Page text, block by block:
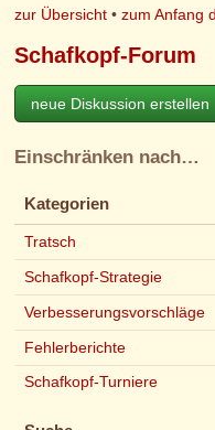
zur Übersicht •zum Anfang
Schafkopf-Forum
neue Diskussion erstellen
Einschränken nach…
Kategorien
Tratsch
Schafkopf-Strategie
Verbesserungsvorschläge
Fehlerberichte
Schafkopf-Turniere